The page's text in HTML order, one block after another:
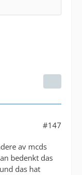
#147
av mcds
bedenkt das
das hat